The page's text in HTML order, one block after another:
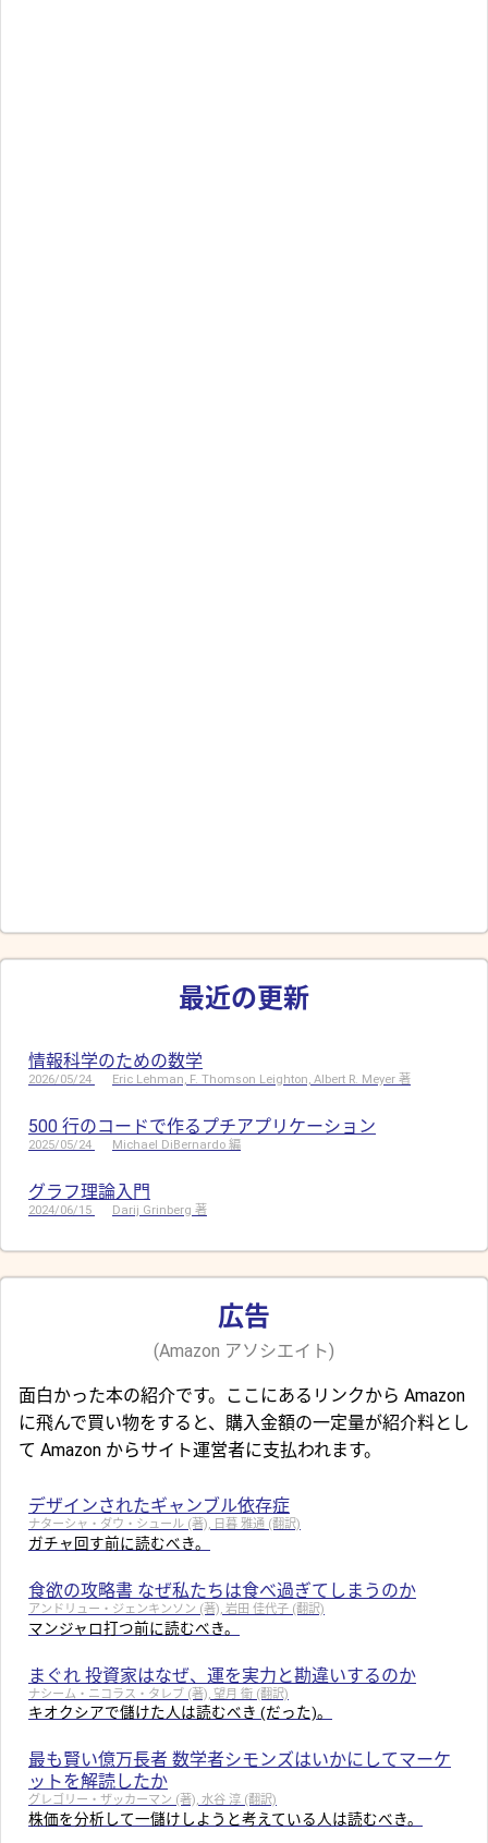
最近の更新
情報科学のための数学
2026/05/24 Eric Lehman, F. Thomson Leighton, Albert R. Meyer 著
500 行のコードで作るプチアプリケーション
2025/05/24 Michael DiBernardo 編
グラフ理論入門
2024/06/15 Darij Grinberg 著
広告
(Amazon アソシエイト)
面白かった本の紹介です。ここにあるリンクから Amazon
に飛んで買い物をすると、購入金額の一定量が紹介料とし
て Amazon からサイト運営者に支払われます。
デザインされたギャンブル依存症
ナターシャ・ダウ・シュール (著), 日暮 雅通 (翻訳)
ガチャ回す前に読むべき。
食欲の攻略書 なぜ私たちは食べ過ぎてしまうのか
アンドリュー・ジェンキンソン (著), 岩田 佳代子 (翻訳)
マンジャロ打つ前に読むべき。
まぐれ 投資家はなぜ、運を実力と勘違いするのか
ナシーム・ニコラス・タレブ (著), 望月 衛 (翻訳)
キオクシアで儲けた人は読むべき (だった)。
最も賢い億万長者 数学者シモンズはいかにしてマーケ
ットを解読したか
グレゴリー・ザッカーマン (著), 水谷 淳 (翻訳)
株価を分析して一儲けしようと考えている人は読むべき。